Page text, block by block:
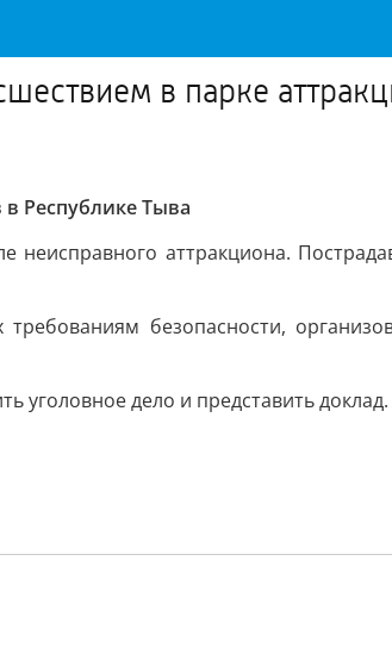
в парке
Республике Тыва
неисправного аттракциона.
безопасности,
уголовное дело и представить доклад.